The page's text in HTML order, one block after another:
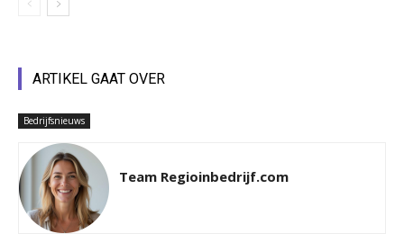
ARTIKEL GAAT OVER
Bedrijfsnieuws
Team Regioinbedrijf.com